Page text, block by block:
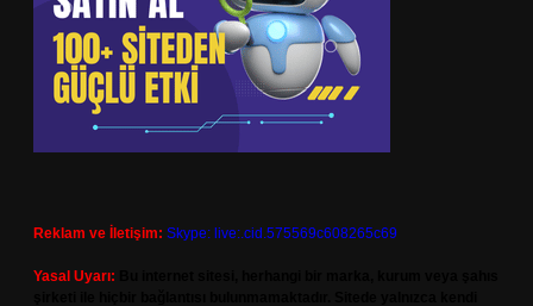
Reklam ve İletişim: Skype: live:.cid.575569c608265c69
Yasal Uyarı: